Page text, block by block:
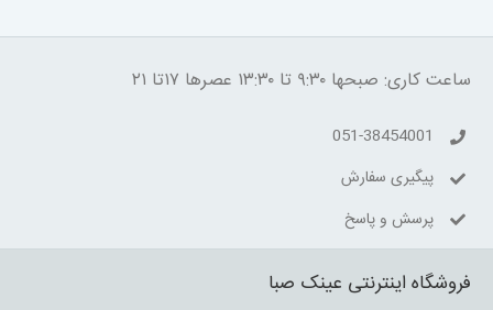
ساعت کاری: صبحها ۹:۳۰ تا ۱۳:۳۰ عصرها ۱۷تا ۲۱
051-38454001
پیگیری سفارش
پرسش و پاسخ
فروشگاه اینترنتی عینک صبا